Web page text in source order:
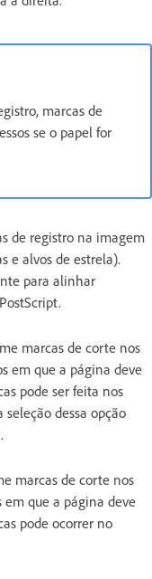
marcas de
se o papel for
de registro na imagem
e alvos de estrela).
para alinhar
marcas de corte nos
em que a página deve
pode ser feita nos
seleção dessa opção
marcas de corte nos
em que a página deve
pode ocorrer no